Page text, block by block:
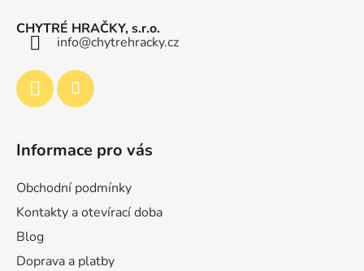
CHYTRÉ HRAČKY, s.r.o.
info@chytrehracky.cz
Informace pro vás
Obchodní podmínky
Kontakty a otevírací doba
Blog
Doprava a platby